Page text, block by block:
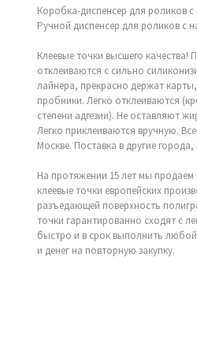
Коробка-диспенсер для роликов с
Ручной диспенсер для роликов с
Клеевые точки высшего качества!
отклеиваются с сильно
лайнера, прекрасно держат
пробники. Легко отклеиваются
степени адгезии). Не оставляют
Легко приклеиваются вручную.
Москве. Поставка в другие
На протяжении 15 лет мы
клеевые точки европейских
разъедающей поверхность
точки гарантированно сходят с
быстро и в срок выполнить любой
и денег на повторную закупку.
компакт-дисков к упаковке, или